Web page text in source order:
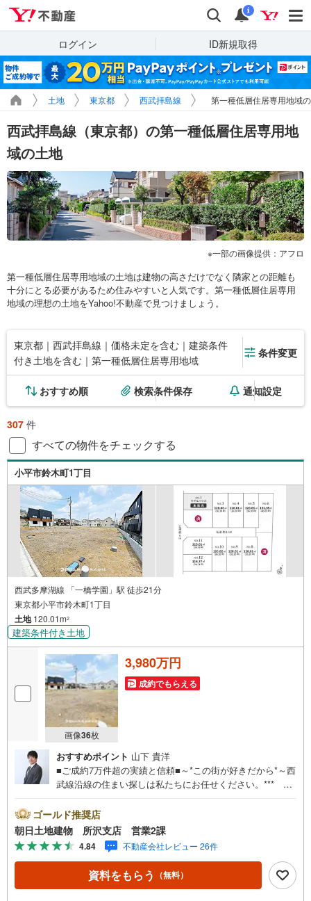
検索 通知
i
ログイン ID新規取得
土地 東京都 西武拝島線 第一種低層住居専用地域
西武拝島線（東京都）の第一種低層住居専用地
域の土地
一部の画像提供：アフロ
第一種低層住居専用地域の土地は建物の高さだけでなく隣家との距離も
十分にとる必要があるため住みやすいと人気です。第一種低層住居専用
地域の理想の土地をYahoo!不動産で見つけましょう。
東京都｜西武拝島線｜価格未定を含む｜建築条件
付き土地を含む｜第一種低層住居専用地域
条件変更
おすすめ順 検索条件保存 通知設定
307 件
すべての物件をチェックする
小平市鈴木町1丁目
西武多摩湖線 「一橋学園」駅 徒歩21分
東京都小平市鈴木町1丁目
土地120.01m2
建築条件付き土地
画像36枚
3,980万円
成約でもらえる
おすすめポイント 山下 貴洋
■ご成約7万件超の実績と信頼■～*この街が好きだから*～西
武線沿線の住まい探しは私たちにお任せください。*** 住
玉・神奈川に展開。豊富な取引データと現場経験をもと
に、お客様一人ひとりに最適なご提案を行っています。
「住宅ローンが不安」「自己資金が少ないけれど購入でき
る？」「住み替えの進め方が分からない」など、購入・売
却に関するお悩みにも有資格スタッフが丁寧に対応。資金
計画の立案から契約・お引渡しまで一貫してサポートいた
ゴールド推奨店
朝日土地建物 所沢支店 営業2課
4.84 不動産会社レビュー 26件
資料をもらう （無料）